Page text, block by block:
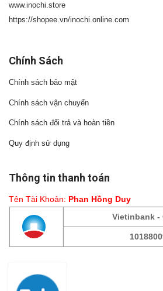
www.inochi.store
https://shopee.vn/inochi.online.com
Chính Sách
Chính sách bảo mật
Chính sách vận chuyển
Chính sách đổi trả và hoàn tiền
Quy định sử dụng
Thông tin thanh toán
Tên Tài Khoản: Phan Hồng Duy
Vietinbank -
Fanpage